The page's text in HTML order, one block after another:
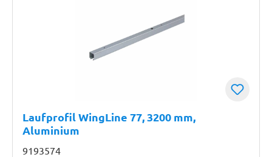
Laufprofil WingLine 77, 3200 mm,
Aluminium
9193574